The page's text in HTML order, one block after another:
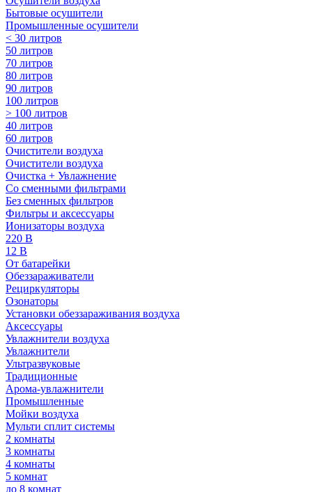
Бытовые осушители
Промышленные осушители
< 30 литров
50 литров
70 литров
80 литров
90 литров
100 литров
> 100 литров
40 литров
60 литров
Очистители воздуха
Очистители воздуха
Очистка + Увлажнение
Cо сменными фильтрами
Без сменных фильтров
Фильтры и аксессуары
Ионизаторы воздуха
220 В
12 В
От батарейки
Обеззараживатели
Рециркуляторы
Озонаторы
Установки обеззараживания воздуха
Аксессуары
Увлажнители воздуха
Увлажнители
Ультразвуковые
Традиционные
Арома-увлажнители
Промышленные
Мойки воздуха
Мульти сплит системы
2 комнаты
3 комнаты
4 комнаты
5 комнат
до 8 комнат